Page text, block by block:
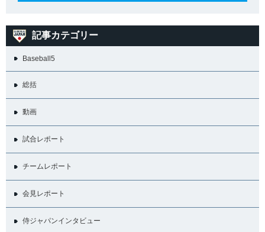
記事カテゴリー
Baseball5
総括
動画
試合レポート
チームレポート
会見レポート
侍ジャパンインタビュー